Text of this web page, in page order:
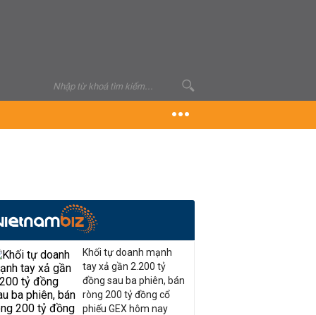
Khối tự doanh mạnh
tay xả gần 2.200 tỷ
đồng sau ba phiên, bán
ròng 200 tỷ đồng cổ
phiếu GEX hôm nay